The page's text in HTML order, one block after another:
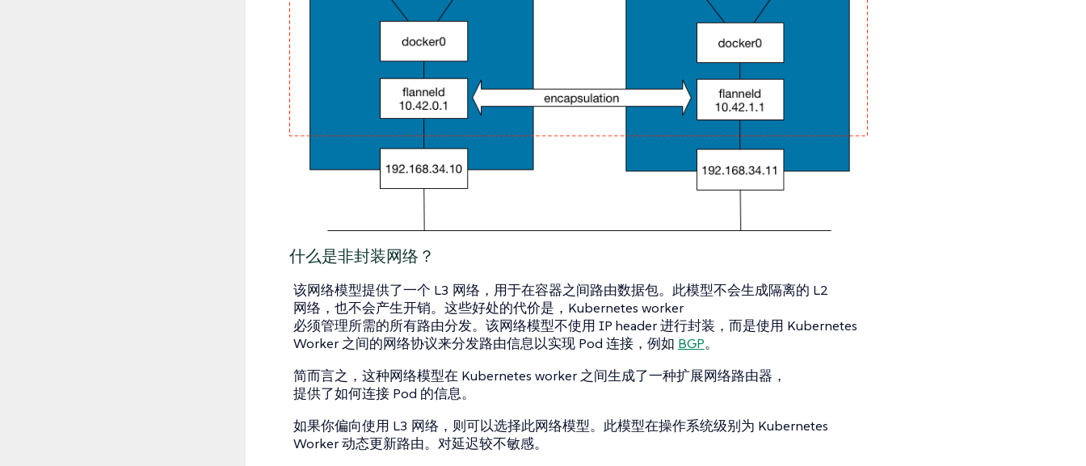
什么是非封装网络？
该网络模型提供了一个 L3 网络，用于在容器之间路由数据包。此模型不会生成隔离的 L2
网络，也不会产生开销。这些好处的代价是，Kubernetes worker
必须管理所需的所有路由分发。该网络模型不使用 IP header 进行封装，而是使用 Kubernetes
Worker 之间的网络协议来分发路由信息以实现 Pod 连接，例如 BGP。
简而言之，这种网络模型在 Kubernetes worker 之间生成了一种扩展网络路由器，
提供了如何连接 Pod 的信息。
如果你偏向使用 L3 网络，则可以选择此网络模型。此模型在操作系统级别为 Kubernetes
Worker 动态更新路由。对延迟较不敏感。